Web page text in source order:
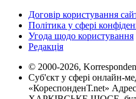
Договір користування
Політика у сфері
Угода щодо користування
Редакція
© 2000-2026,
Суб'єкт у сфері онлайн-
«КореспонденТ.net»